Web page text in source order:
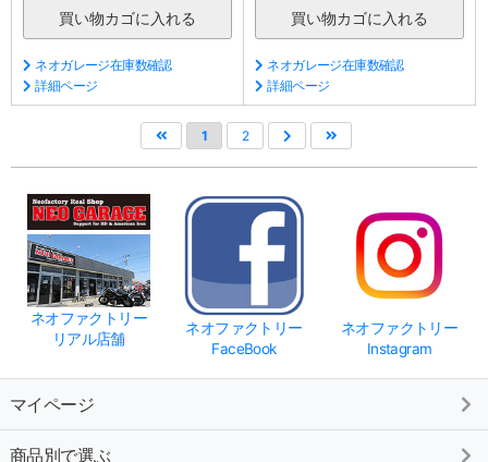
ネオガレージ在庫数確認
詳細ページ
ネオガレージ在庫数確認
詳細ページ
1 2
ネオファクトリー
リアル店舗
ネオファクトリー
FaceBook
ネオファクトリー
Instagram
マイページ
商品別で選ぶ